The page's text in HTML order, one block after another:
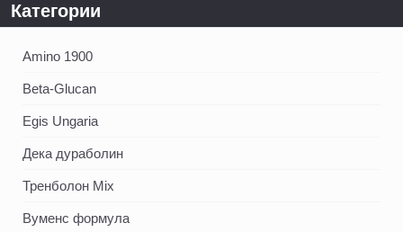
Категории
Amino 1900
Beta-Glucan
Egis Ungaria
Дека дураболин
Тренболон Mix
Вуменс формула